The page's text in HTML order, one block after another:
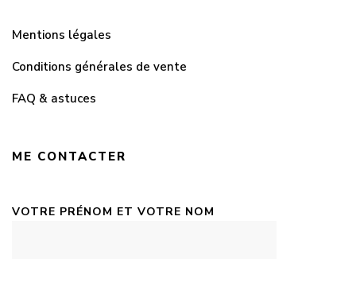
Mentions légales
Conditions générales de vente
FAQ & astuces
ME CONTACTER
VOTRE PRÉNOM ET VOTRE NOM